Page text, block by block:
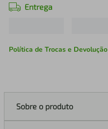
Entrega
Política de Trocas e Devolução
Sobre o produto